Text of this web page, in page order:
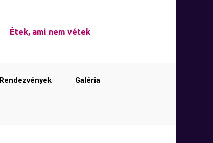
Étek, ami nem vétek
Rendezvények Galéria